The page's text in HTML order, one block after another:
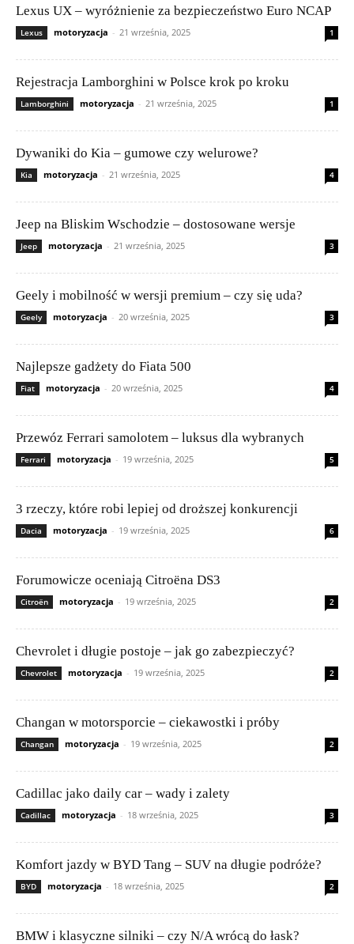
Lexus UX – wyróżnienie za bezpieczeństwo Euro NCAP
Lexus motoryzacja - 21 września, 2025 1
Rejestracja Lamborghini w Polsce krok po kroku
Lamborghini motoryzacja - 21 września, 2025 1
Dywaniki do Kia – gumowe czy welurowe?
Kia motoryzacja - 21 września, 2025 4
Jeep na Bliskim Wschodzie – dostosowane wersje
Jeep motoryzacja - 21 września, 2025 3
Geely i mobilność w wersji premium – czy się uda?
Geely motoryzacja - 20 września, 2025 3
Najlepsze gadżety do Fiata 500
Fiat motoryzacja - 20 września, 2025 4
Przewóz Ferrari samolotem – luksus dla wybranych
Ferrari motoryzacja - 19 września, 2025 5
3 rzeczy, które robi lepiej od droższej konkurencji
Dacia motoryzacja - 19 września, 2025 6
Forumowicze oceniają Citroëna DS3
Citroën motoryzacja - 19 września, 2025 2
Chevrolet i długie postoje – jak go zabezpieczyć?
Chevrolet motoryzacja - 19 września, 2025 2
Changan w motorsporcie – ciekawostki i próby
Changan motoryzacja - 19 września, 2025 2
Cadillac jako daily car – wady i zalety
Cadillac motoryzacja - 18 września, 2025 3
Komfort jazdy w BYD Tang – SUV na długie podróże?
BYD motoryzacja - 18 września, 2025 2
BMW i klasyczne silniki – czy N/A wrócą do łask?